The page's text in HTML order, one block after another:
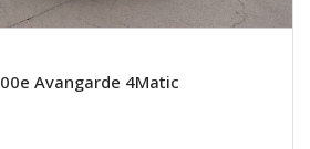
Avangarde 4Matic